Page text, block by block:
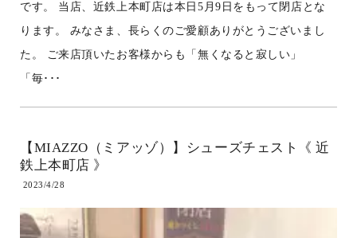
です。 当店、近鉄上本町店は本日5月9日をもって閉店とな
ります。 みなさま、長らくのご愛顧ありがとうございまし
た。 ご来店頂いたお客様からも「無くなると寂しい」
「毎･･･
【MIAZZO（ミアッゾ）】シューズチェスト《 近
鉄上本町店 》
2023/4/28